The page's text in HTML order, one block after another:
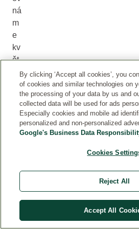
ná
m
e
kv
ět
lis
jej
ne
By clicking ‘Accept all cookies’, you
of cookies and similar technologies on
the processing of your data by us and
collected data will be used for ads
Especially cookies and mobile ad
personalized and non-personalized
Google's Business Data
Cookies
Reject All
Accept All